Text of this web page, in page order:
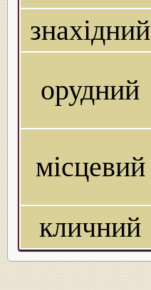
знахідний
орудний
місцевий
кличний